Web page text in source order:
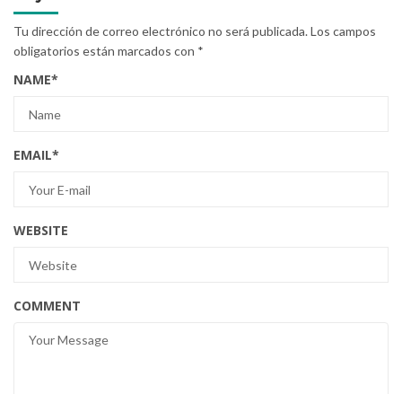
Tu dirección de correo electrónico no será publicada.Los campos
obligatorios están marcados con *
NAME*
EMAIL*
WEBSITE
COMMENT